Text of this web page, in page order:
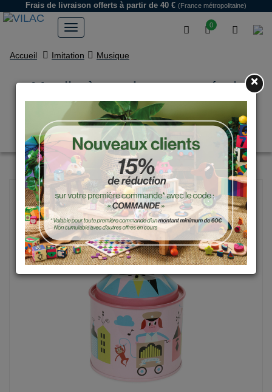
0
Frais de livraison offerts à partir de 40 € (France métropolitaine)
Accueil Imitation Musique
Moulin à musique en métal,
Orgue en ville - Ingela
P.Arrhenius
×